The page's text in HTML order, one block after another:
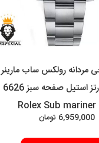
رولکس ساب مارینر
هالک کوارتز استیل صفحه سبز 6626
Rolex Sub mariner
6,959,000 تومان